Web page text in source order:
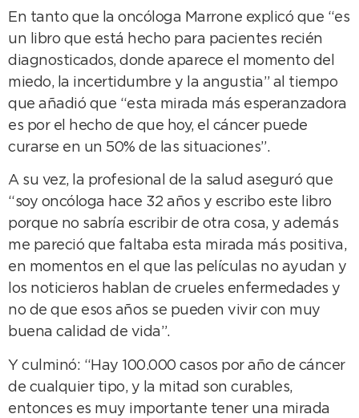
En tanto que la oncóloga Marrone explicó que “es
un libro que está hecho para pacientes recién
diagnosticados, donde aparece el momento del
miedo, la incertidumbre y la angustia” al tiempo
que añadió que “esta mirada más esperanzadora
es por el hecho de que hoy, el cáncer puede
curarse en un 50% de las situaciones”.
A su vez, la profesional de la salud aseguró que
“soy oncóloga hace 32 años y escribo este libro
porque no sabría escribir de otra cosa, y además
me pareció que faltaba esta mirada más positiva,
en momentos en el que las películas no ayudan y
los noticieros hablan de crueles enfermedades y
no de que esos años se pueden vivir con muy
buena calidad de vida”.
Y culminó: “Hay 100.000 casos por año de cáncer
de cualquier tipo, y la mitad son curables,
entonces es muy importante tener una mirada